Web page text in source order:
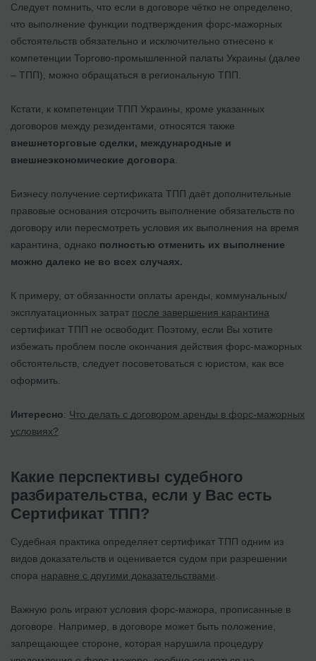
Следует помнить, что если в договоре чётко не определено,
что выполнение функции подтверждения форс-мажорных
обстоятельств обязательно и исключительно отнесено к
компетенции Торгово-промышленной палаты Украины (далее
– ТПП), можно обращаться в региональную ТПП.
Кстати, к компетенции ТПП Украины, кроме указанных
договоров между резидентами, относятся также
внешнеторговые сделки, международные и
внешнеэкономические договора
Бизнесу получение сертификата ТПП даёт дополнительные
правовые основания отсрочить выполнение обязательств по
договору или пересмотреть условия их выполнения на время
карантина, однако полностью отменить их выполнение
можно далеко не во всех случаях.
К примеру, от обязанности оплаты аренды, коммунальных/
эксплуатационных затрат после завершения карантина
сертификат ТПП не освободит. Поэтому, если Вы хотите
избежать проблем после окончания действия форс-мажорных
обстоятельств, следует посоветоваться с юристом, как все
оформить.
Интересно: Что делать с договором аренды в форс-мажорных
условиях?
Какие перспективы судебного
разбирательства, если у Вас есть
Сертификат ТПП?
Судебная практика определяет сертификат ТПП одним из
видов доказательств и оценивается судом при разрешении
спора наравне с другими доказательствами
Важную роль играют условия форс-мажора, прописанные в
договоре. Например, в договоре может быть положение,
запрещающее стороне, которая нарушила процедуру